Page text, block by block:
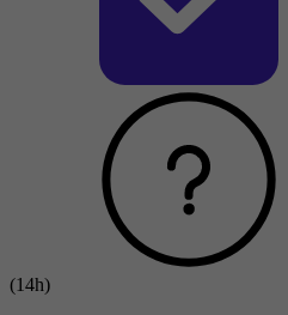
(14h)